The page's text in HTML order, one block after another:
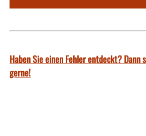
Haben Sie einen Fehler entdeckt? Dann
gerne!